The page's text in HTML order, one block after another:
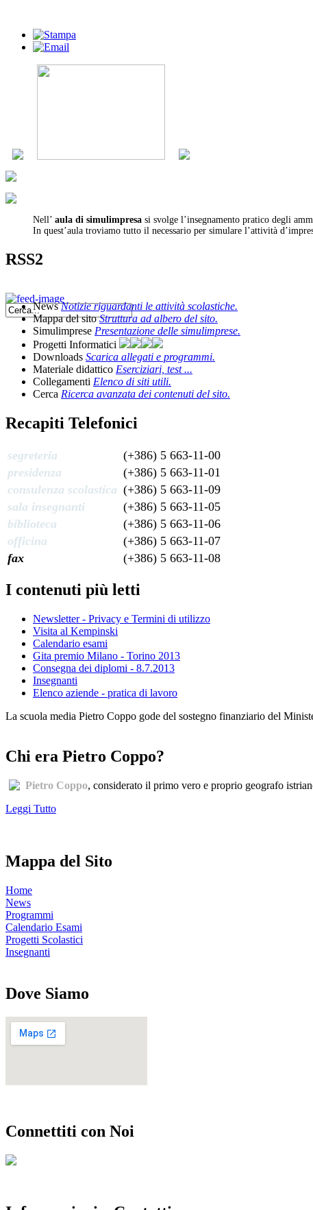
Nell’ aula di simulimpresa si svolge l’insegnamento pratico degli
In quest’aula troviamo tutto il necessario per simulare l’attività
RSS2
NewsNotizie riguardanti le attività scolastiche.
Mappa del sitoStruttura ad albero del sito.
Simulimprese Presentazione delle simulimprese.
Progetti Informatici
Downloads Scarica allegati e programmi.
Materiale didattico Eserciziari, test ...
Collegamenti Elenco di siti utili.
Cerca Ricerca avanzata dei contenuti del sito.
Recapiti Telefonici
segreteria
(+386) 5 663-11-00
presidenza
(+386) 5 663-11-01
consulenza scolastica (+386) 5 663-11-09
sala insegnanti
(+386) 5 663-11-05
biblioteca
(+386) 5 663-11-06
officina
(+386) 5 663-11-07
fax
(+386) 5 663-11-08
I contenuti più letti
Newsletter - Privacy e Termini di utilizzo
Visita al Kempinski
Calendario esami
Gita premio Milano - Torino 2013
Consegna dei diplomi - 8.7.2013
Insegnanti
Elenco aziende - pratica di lavoro
La scuola media Pietro Coppo gode del sostegno finanziario del
Chi era Pietro Coppo?
Pietro Coppo, considerato il primo vero e proprio geografo
Leggi Tutto
Mappa del Sito
Home
News
Programmi
Calendario Esami
Progetti Scolastici
Insegnanti
Dove Siamo
Connettiti con Noi